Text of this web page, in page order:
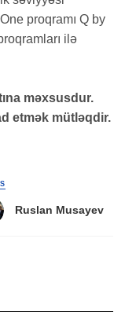
proqramı Q by
ilə
məxsusdur.
etmək mütləqdir.
Ruslan Musayev